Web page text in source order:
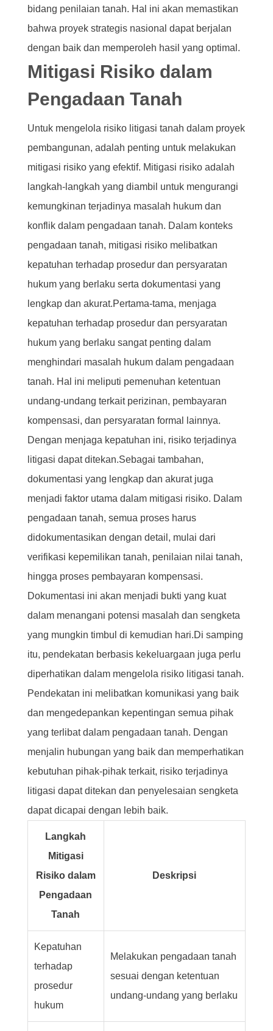
bidang penilaian tanah. Hal ini akan memastikan
bahwa proyek strategis nasional dapat berjalan
dengan baik dan memperoleh hasil yang optimal.
Mitigasi Risiko dalam
Pengadaan Tanah
Untuk mengelola risiko litigasi tanah dalam proyek
pembangunan, adalah penting untuk melakukan
mitigasi risiko yang efektif. Mitigasi risiko adalah
langkah-langkah yang diambil untuk mengurangi
kemungkinan terjadinya masalah hukum dan
konflik dalam pengadaan tanah. Dalam konteks
pengadaan tanah, mitigasi risiko melibatkan
kepatuhan terhadap prosedur dan persyaratan
hukum yang berlaku serta dokumentasi yang
lengkap dan akurat.Pertama-tama, menjaga
kepatuhan terhadap prosedur dan persyaratan
hukum yang berlaku sangat penting dalam
menghindari masalah hukum dalam pengadaan
tanah. Hal ini meliputi pemenuhan ketentuan
undang-undang terkait perizinan, pembayaran
kompensasi, dan persyaratan formal lainnya.
Dengan menjaga kepatuhan ini, risiko terjadinya
litigasi dapat ditekan.Sebagai tambahan,
dokumentasi yang lengkap dan akurat juga
menjadi faktor utama dalam mitigasi risiko. Dalam
pengadaan tanah, semua proses harus
didokumentasikan dengan detail, mulai dari
verifikasi kepemilikan tanah, penilaian nilai tanah,
hingga proses pembayaran kompensasi.
Dokumentasi ini akan menjadi bukti yang kuat
dalam menangani potensi masalah dan sengketa
yang mungkin timbul di kemudian hari.Di samping
itu, pendekatan berbasis kekeluargaan juga perlu
diperhatikan dalam mengelola risiko litigasi tanah.
Pendekatan ini melibatkan komunikasi yang baik
dan mengedepankan kepentingan semua pihak
yang terlibat dalam pengadaan tanah. Dengan
menjalin hubungan yang baik dan memperhatikan
kebutuhan pihak-pihak terkait, risiko terjadinya
litigasi dapat ditekan dan penyelesaian sengketa
dapat dicapai dengan lebih baik.
Langkah
Mitigasi
Risiko dalam
Pengadaan
Tanah
Deskripsi
Kepatuhan
terhadap
prosedur
hukum
Melakukan pengadaan tanah
sesuai dengan ketentuan
undang-undang yang berlaku